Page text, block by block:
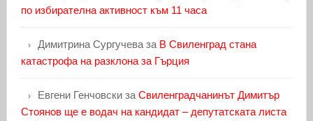
по избирателна активност към 11 часа
Димитрина Сургучеваза В Свиленград стана
катастрофа на разклона за Гърция
Евгени Генчовскиза Свиленградчанинът Димитър
Стоянов ще е водач на кандидат – депутатската листа